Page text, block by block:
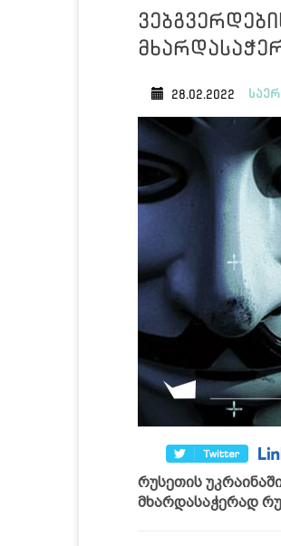
28.02.2022
რუსეთის
მხარდასაჭერად